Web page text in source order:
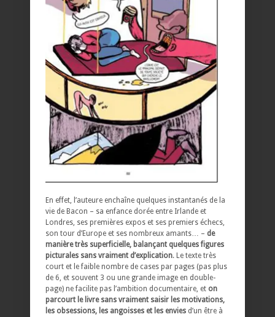
En effet, l’auteure enchaîne quelques instantanés de la
vie de Bacon – sa enfance dorée entre Irlande et
Londres, ses premières expos et ses premiers échecs,
son tour d’Europe et ses nombreux amants… – de
manière très superficielle, balançant quelques figures
picturales sans vraiment d’explication. Le texte très
court et le faible nombre de cases par pages (pas plus
de 6, et souvent 3 ou une grande image en double-
page) ne facilite pas l’ambition documentaire, et on
parcourt le livre sans vraiment saisir les motivations,
les obsessions, les angoisses et les envies d’un être à